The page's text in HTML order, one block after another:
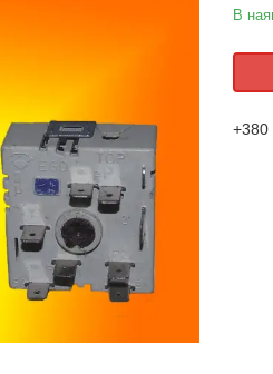
В
+380